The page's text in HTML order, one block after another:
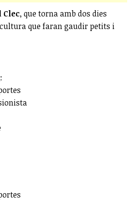
Clec, que torna amb dos dies
que faran gaudir petits i
: